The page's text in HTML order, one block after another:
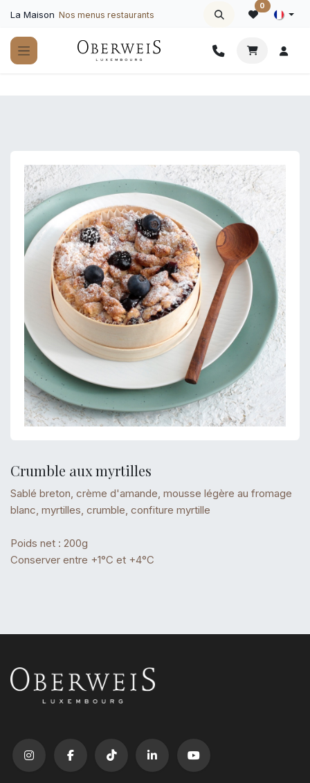
La Maison Nos menus restaurants
0
Crumble aux myrtilles
Sablé breton, crème d'amande, mousse légère au fromage
blanc, myrtilles, crumble, confiture myrtille
Poids net : 200g
Conserver entre +1°C et +4°C